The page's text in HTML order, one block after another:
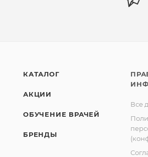
КАТАЛОГ
АКЦИИ
ОБУЧЕНИЕ ВРАЧЕЙ
БРЕНДЫ
Все